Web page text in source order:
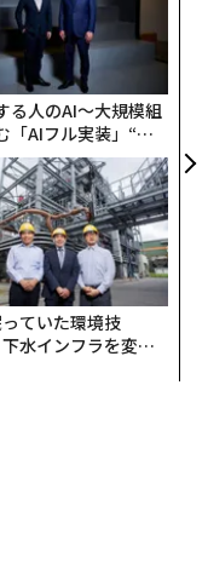
る人のAI〜大規模組
「AIフル実装」“使
ら“動く”企業へ【N
モビジネス×PwC】
ていた環境技
水インフラを変え